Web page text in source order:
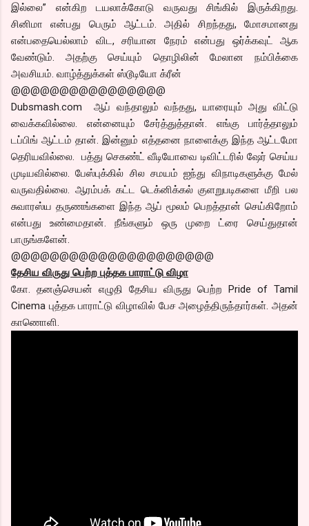
இல்லை” என்கிற டயலாக்கோடு வருவது சிங்கில் இருக்கிறது.
சினிமா என்பது பெரும் ஆட்டம். அதில் சிறந்தது, மோசமானது
என்பதையெல்லாம் விட, சரியான நேரம் என்பது ஒர்க்கவுட் ஆக
வேண்டும். அதற்கு செய்யும் தொழிலின் மேலான நம்பிக்கை
அவசியம். வாழ்த்துக்கள் ஸ்டூடியோ க்ரீன்
@@@@@@@@@@@@@@@@
Dubsmash.com ஆப் வந்தாலும் வந்தது, யாரையும் அது விட்டு
வைக்கவில்லை. என்னையும் சேர்த்துத்தான். எங்கு பார்த்தாலும்
டப்பிங் ஆட்டம் தான். இன்னும் எத்தனை நாளைக்கு இந்த ஆட்டமோ
தெரியவில்லை. பத்து செகண்ட் வீடியோவை டிவிட்டரில் ஷேர் செய்ய
முடியவில்லை. பேஸ்புக்கில் சில சமயம் ஐந்து விநாடிகளுக்கு மேல்
வருவதில்லை. ஆரம்பக் கட்ட டெக்னிக்கல் குளறுபடிகளை மீறி பல
சுவாரஸ்ய தருணங்களை இந்த ஆப் மூலம் பெறத்தான் செய்கிறோம்
என்பது உண்மைதான். நீங்களும் ஒரு முறை ட்ரை செய்துதான்
பாருங்களேன்.
@@@@@@@@@@@@@@@@@@@@@
தேசிய விருது பெற்ற புத்தக பாராட்டு விழா
கோ. தனஞ்செயன் எழுதி தேசிய விருது பெற்ற Pride of Tamil
Cinema புத்தக பாராட்டு விழாவில் பேச அழைத்திருந்தார்கள். அதன்
காணொளி.